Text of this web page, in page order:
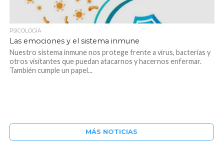
PSICOLOGÍA
Las emociones y el sistema inmune
Nuestro sistema inmune nos protege frente a virus, bacterias y
otros visitantes que puedan atacarnos y hacernos enfermar.
También cumple un papel...
MÁS NOTICIAS